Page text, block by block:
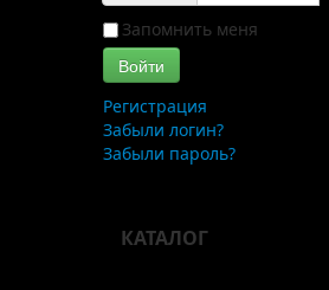
Запомнить меня
Войти
Регистрация
Забыли логин?
Забыли пароль?
КАТАЛОГ